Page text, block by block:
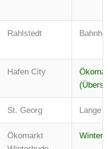
Di + Do: 14:00 – 19:00 Uhr
Mi: 15:00 – 18:00 Uhr
Sa: 10:00 – 15:00 Uhr
Di + Sa: 07:00 – 12:00 Uhr
Rahlstedt
Hafen City
St. Georg Lange
Ökomarkt